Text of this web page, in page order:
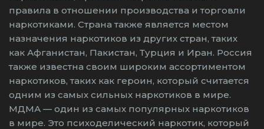
правила в отношении производства и торговли
наркотиками. Страна также является местом
назначения наркотиков из других стран, таких
как Афганистан, Пакистан, Турция и Иран. Россия
также известна своим широким ассортиментом
наркотиков, таких как героин, который считается
одним из самых сильных наркотиков в мире.
МДМА — один из самых популярных наркотиков
в мире. Это психоделический наркотик, который